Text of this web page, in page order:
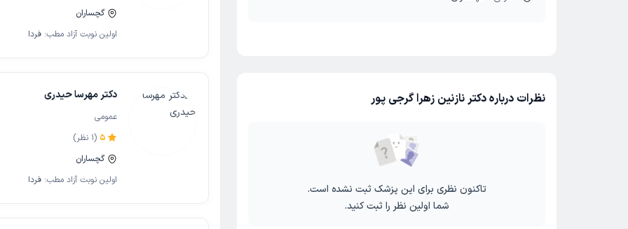
گچساران
اولین نوبت آزاد مطب: فردا
دکتر مهرسا حیدری
عمومی
5
(
1 نظر)
گچساران
اولین نوبت آزاد مطب: فردا
نظرات درباره دکتر نازنین زهرا گرجی پور
تاکنون نظری برای این پزشک ثبت نشده است.
شما اولین نظر را ثبت کنید.